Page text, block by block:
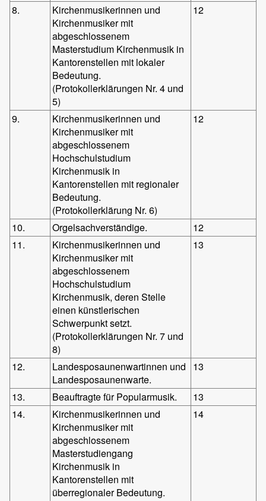
8.
Kirchenmusikerinnen und
Kirchenmusiker mit
abgeschlossenem
Masterstudium Kirchenmusik in
Kantorenstellen mit lokaler
Bedeutung.
(Protokollerklärungen Nr. 4 und
5)
12
9.
Kirchenmusikerinnen und
Kirchenmusiker mit
abgeschlossenem
Hochschulstudium
Kirchenmusik in
Kantorenstellen mit regionaler
Bedeutung.
(Protokollerklärung Nr. 6)
12
10. Orgelsachverständige.
12
11.
Kirchenmusikerinnen und
Kirchenmusiker mit
abgeschlossenem
Hochschulstudium
Kirchenmusik, deren Stelle
einen künstlerischen
Schwerpunkt setzt.
(Protokollerklärungen Nr. 7 und
8)
13
12.
Landesposaunenwartinnen und
Landesposaunenwarte.
13
13. Beauftragte für Popularmusik.
13
14.
Kirchenmusikerinnen und
Kirchenmusiker mit
abgeschlossenem
Masterstudiengang
Kirchenmusik in
Kantorenstellen mit
überregionaler Bedeutung.
14